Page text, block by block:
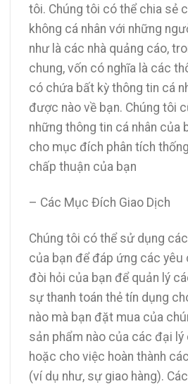
tôi. Chúng tôi có thể chia sẻ
không cá nhân với những
như là các nhà quảng cáo,
chung, vốn có nghĩa là các
có chứa bất kỳ thông tin cá
được nào về bạn. Chúng tôi
những thông tin cá nhân của
cho mục đích phân tích
chấp thuận của bạn
– Các Mục Đích Giao Dịch
Chúng tôi có thể sử dụng
của bạn để đáp ứng các yêu
đòi hỏi của bạn để quản lý
sự thanh toán thẻ tín dụng
nào mà bạn đặt mua của
sản phẩm nào của các đại lý
hoặc cho việc hoàn thành
(ví dụ như, sự giao hàng).